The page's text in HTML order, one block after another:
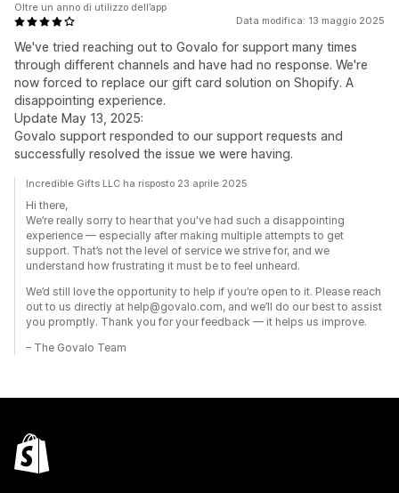
Data modifica: 13 maggio 2025
We've tried reaching out to Govalo for support many times
through different channels and have had no response. We're
now forced to replace our gift card solution on Shopify. A
disappointing experience.
Update May 13, 2025:
Govalo support responded to our support requests and
successfully resolved the issue we were having.
Oltre un anno di utilizzo dell’app
Incredible Gifts LLC ha risposto 23 aprile 2025
Hi there,
We’re really sorry to hear that you've had such a disappointing
experience — especially after making multiple attempts to get
support. That’s not the level of service we strive for, and we
understand how frustrating it must be to feel unheard.
We’d still love the opportunity to help if you’re open to it. Please reach
out to us directly at help@govalo.com, and we’ll do our best to assist
you promptly. Thank you for your feedback — it helps us improve.
– The Govalo Team